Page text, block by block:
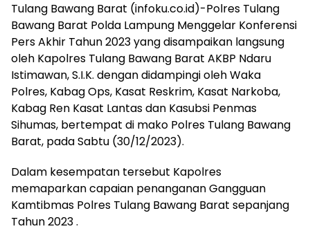
Tulang Bawang Barat (infoku.co.id)-Polres Tulang
Bawang Barat Polda Lampung Menggelar Konferensi
Pers Akhir Tahun 2023 yang disampaikan langsung
oleh Kapolres Tulang Bawang Barat AKBP Ndaru
Istimawan, S.I.K. dengan didampingi oleh Waka
Polres, Kabag Ops, Kasat Reskrim, Kasat Narkoba,
Kabag Ren Kasat Lantas dan Kasubsi Penmas
Sihumas, bertempat di mako Polres Tulang Bawang
Barat, pada Sabtu (30/12/2023).
Dalam kesempatan tersebut Kapolres
memaparkan capaian penanganan Gangguan
Kamtibmas Polres Tulang Bawang Barat sepanjang
Tahun 2023 .